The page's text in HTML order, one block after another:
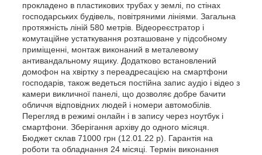
прокладено в пластикових трубах у землі, по стінах
господарських будівель, повітряними лініями. Загальна
протяжність ліній 580 метрів. Відеореєстратор і
комутаційне устаткування розташоване у підсобному
приміщенні, монтаж виконаний в металевому
антивандальному ящику. Додатково встановлений
домофон на хвіртку з переадресацією на смартфони
господарів, також ведеться постійна запис аудіо і відео з
камери викличної панелі, що дозволяє добре бачити
обличчя відповідних людей і номери автомобілів.
Перегляд в режимі онлайн і в запису через ноутбук і
смартфони. Зберігання архіву до одного місяця.
Бюджет склав 71000 грн (12.01.22 р). Гарантія на
роботи та обладнання 24 місяці. Термін виконання